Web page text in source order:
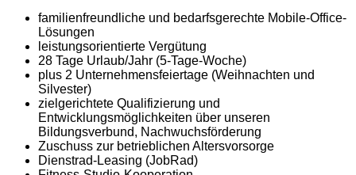
familienfreundliche und bedarfsgerechte Mobile-Office-
Lösungen
leistungsorientierte Vergütung
28 Tage Urlaub/Jahr (5-Tage-Woche)
plus 2 Unternehmensfeiertage (Weihnachten und
Silvester)
zielgerichtete Qualifizierung und
Entwicklungsmöglichkeiten über unseren
Bildungsverbund, Nachwuchsförderung
Zuschuss zur betrieblichen Altersvorsorge
Dienstrad-Leasing (JobRad)